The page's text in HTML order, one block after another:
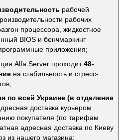
рабочей
рабочих
процессора, жидкостное
BIOS и бенчмаркинг
приложения;
Alfa Server проходит48-
на стабильность и стресс-
по всей Украине (в отделение
доставка курьером
покупателя (по тарифам
адресная доставка по Киеву
из нашего магазина;